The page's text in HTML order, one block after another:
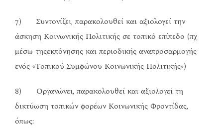
7) Συντονίζει, παρακολουθεί και αξιολογεί την
άσκηση Κοινωνικής Πολιτικής σε τοπικό επίπεδο (πχ
μέσω τηςεκπόνησης και περιοδικής αναπροσαρμογής
ενός «Τοπικού Συμφώνου Κοινωνικής Πολιτικής»)
8) Οργανώνει, παρακολουθεί και αξιολογεί τη
δικτύωση τοπικών φορέων Κοινωνικής Φροντίδας,
όπως: